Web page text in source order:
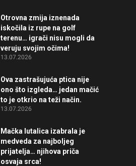
Otrovna zmija iznenada
iskočila iz rupe na golf
terenu… igrači nisu mogli da
veruju svojim očima!
13.07.2026
Ova zastrašujuća ptica nije
ono što izgleda… jedan mačić
to je otkrio na teži način.
13.07.2026
Mačka lutalica izabrala je
medveda za najboljeg
prijatelja… njihova priča
osvaja srca!